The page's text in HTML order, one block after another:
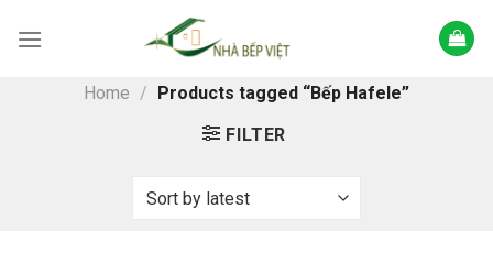
Home / Products tagged “Bếp Hafele”
FILTER